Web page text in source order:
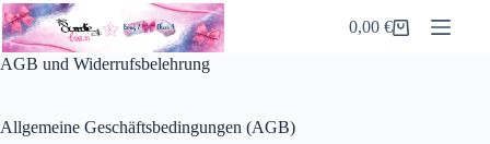
Zum
Inhalt
springen
Warenkorb
0,00€
AGB und Widerrufsbelehrung
Allgemeine Geschäftsbedingungen (AGB)